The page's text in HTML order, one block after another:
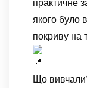
практичне
якого було
покриву на
Що